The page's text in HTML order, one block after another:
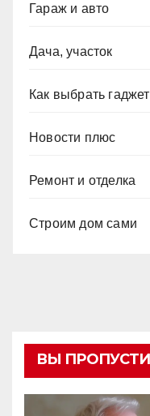
Гараж и авто
Дача, участок
Как выбрать гаджет
Новости плюс
Ремонт и отделка
Строим дом сами
ВЫ